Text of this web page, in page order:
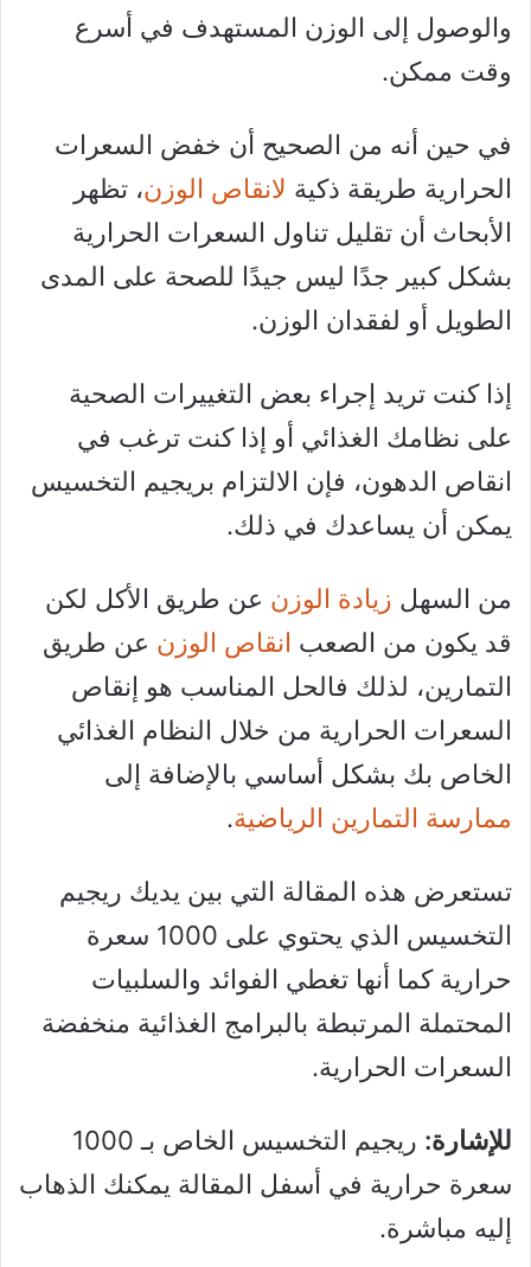
والوصول إلى الوزن المستهدف في أسرع
وقت ممكن.
في حين أنه من الصحيح أن خفض السعرات
الحرارية طريقة ذكية لانقاص الوزن، تظهر
الأبحاث أن تقليل تناول السعرات الحرارية
بشكل كبير جدًا ليس جيدًا للصحة على المدى
الطويل أو لفقدان الوزن.
إذا كنت تريد إجراء بعض التغييرات الصحية
على نظامك الغذائي أو إذا كنت ترغب في
انقاص الدهون، فإن الالتزام بريجيم التخسيس
يمكن أن يساعدك في ذلك.
من السهل زيادة الوزن عن طريق الأكل لكن
قد يكون من الصعب انقاص الوزن عن طريق
التمارين، لذلك فالحل المناسب هو إنقاص
السعرات الحرارية من خلال النظام الغذائي
الخاص بك بشكل أساسي بالإضافة إلى
ممارسة التمارين الرياضية.
تستعرض هذه المقالة التي بين يديك ريجيم
التخسيس الذي يحتوي على 1000 سعرة
حرارية كما أنها تغطي الفوائد والسلبيات
المحتملة المرتبطة بالبرامج الغذائية منخفضة
السعرات الحرارية.
للإشارة:
ريجيم التخسيس الخاص بـ 1000
سعرة حرارية في أسفل المقالة يمكنك الذهاب
إليه مباشرة.